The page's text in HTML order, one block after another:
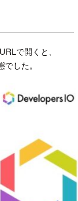
で開くと、
した。